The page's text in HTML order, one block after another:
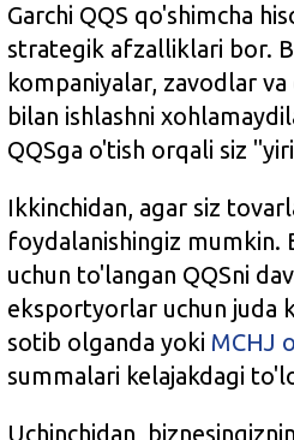
Garchi QQS qo'shimcha
strategik afzalliklari bor.
kompaniyalar, zavodlar
bilan ishlashni
QQSga o'tish orqali siz
Ikkinchidan, agar siz
foydalanishingiz mumkin.
uchun to'langan QQSni
eksportyorlar uchun juda
sotib olganda yoki MCHJ
summalari kelajakdagi
Uchinchidan,